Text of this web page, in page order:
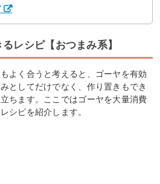
レシピ【おつまみ系】
よく合うと考えると、ゴーヤを有効
としてだけでなく、作り置きもでき
ちます。ここではゴーヤを大量消費
シピを紹介します。